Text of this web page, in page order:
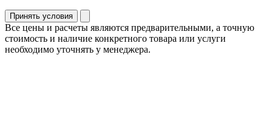
Принять условия
Все цены и расчеты являются предварительными, а точную
стоимость и наличие конкретного товара или услуги
необходимо уточнять у менеджера.